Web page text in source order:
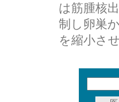
は筋腫核
制し卵巣
を縮小さ